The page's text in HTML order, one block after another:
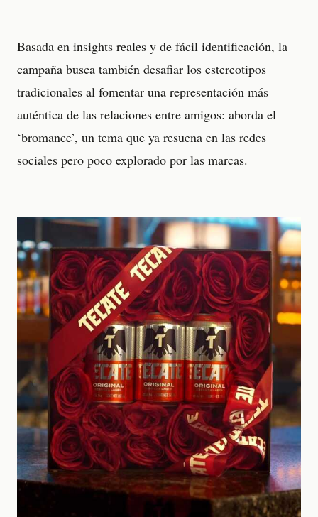
Basada en insights reales y de fácil identificación, la
campaña busca también desafiar los estereotipos
tradicionales al fomentar una representación más
auténtica de las relaciones entre amigos: aborda el
‘bromance’, un tema que ya resuena en las redes
sociales pero poco explorado por las marcas.